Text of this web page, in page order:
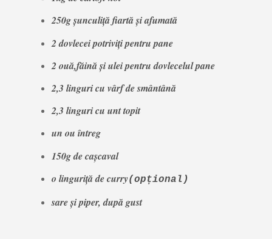
250g șunculiță fiartă și afumată
2 dovlecei potriviți pentru pane
2 ouă,făină și ulei pentru dovlecelul pane
2,3 linguri cu vârf de smântână
2,3 linguri cu unt topit
un ou întreg
150g de cașcaval
o linguriță de curry(opțional)
sare și piper, după gust